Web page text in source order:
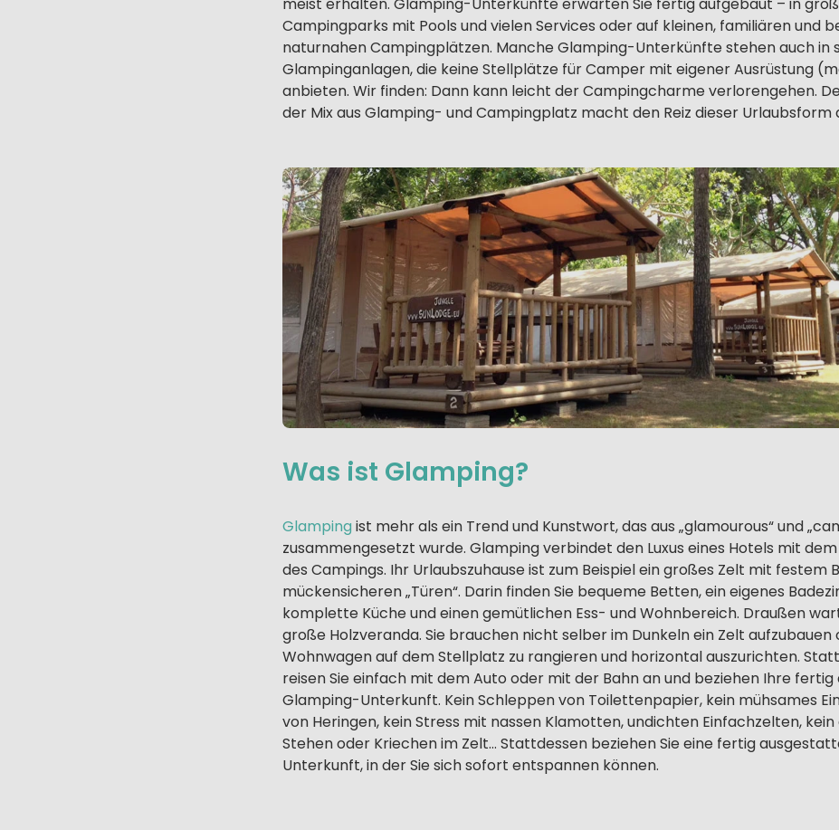
Campingparks mit Pools und vielen Services oder auf kleinen, familiären und
naturnahen Campingplätzen. Manche Glamping-Unterkünfte stehen auch in
Glampinganlagen, die keine Stellplätze für Camper mit eigener Ausrüstung
anbieten. Wir finden: Dann kann leicht der Campingcharme verlorengehen.
der Mix aus Glamping- und Campingplatz macht den Reiz dieser Urlaubsform
Was ist Glamping?
Glamping ist mehr als ein Trend und Kunstwort, das aus „glamourous“ und
zusammengesetzt wurde. Glamping verbindet den Luxus eines Hotels mit
des Campings. Ihr Urlaubszuhause ist zum Beispiel ein großes Zelt mit festem
mückensicheren „Türen“. Darin finden Sie bequeme Betten, ein eigenes
komplette Küche und einen gemütlichen Ess- und Wohnbereich. Draußen
große Holzveranda. Sie brauchen nicht selber im Dunkeln ein Zelt aufzubauen
Wohnwagen auf dem Stellplatz zu rangieren und horizontal auszurichten.
reisen Sie einfach mit dem Auto oder mit der Bahn an und beziehen Ihre
Glamping-Unterkunft. Kein Schleppen von Toilettenpapier, kein mühsames
von Heringen, kein Stress mit nassen Klamotten, undichten Einfachzelten,
Stehen oder Kriechen im Zelt… Stattdessen beziehen Sie eine fertig
Unterkunft, in der Sie sich sofort entspannen können.